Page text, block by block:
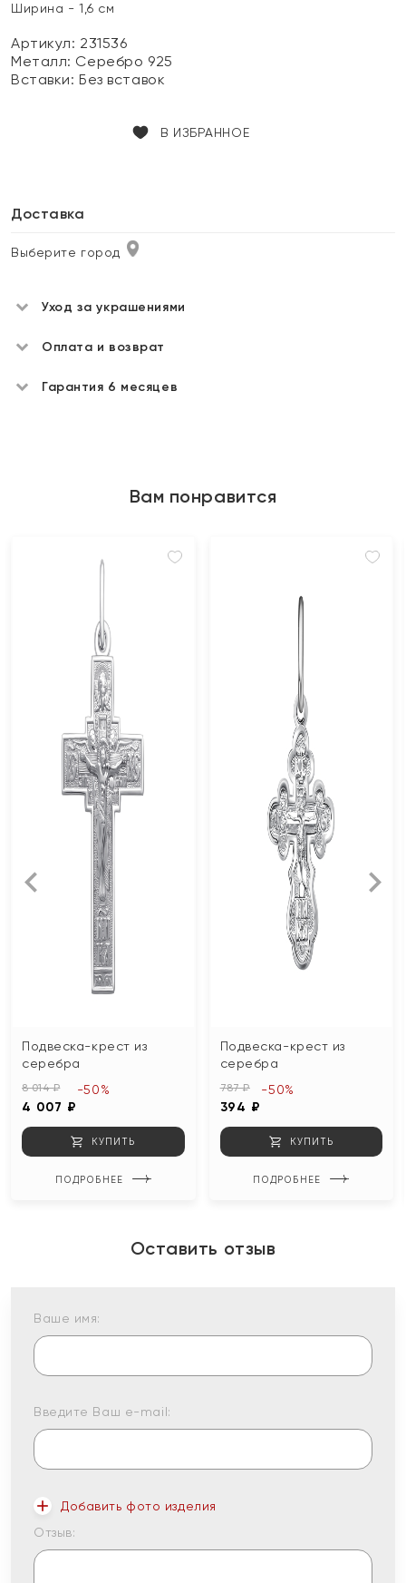
Ширина - 1,6 см
Артикул: 231536
Металл: Серебро 925
Вставки:Без вставок
В ИЗБРАННОЕ
Доставка
Выберите город
Уход за украшениями
Оплата и возврат
Гарантия 6 месяцев
Вам понравится
Подвеска-крест из
серебра
8 014 ₽
4 007 ₽
-50%
КУПИТЬ
ПОДРОБНЕЕ
Подвеска-крест из
серебра
787 ₽
394 ₽
-50%
КУПИТЬ
ПОДРОБНЕЕ
Оставить отзыв
Ваше имя:
Введите Ваш e-mail:
Добавить фото изделия
Отзыв: